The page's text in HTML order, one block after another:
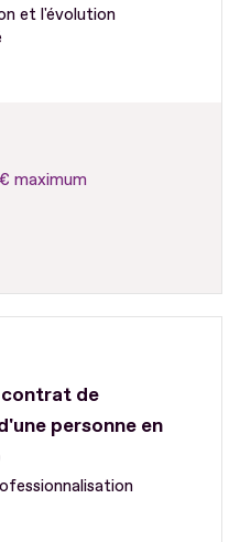
et l'évolution
maximum
contrat de
personne en